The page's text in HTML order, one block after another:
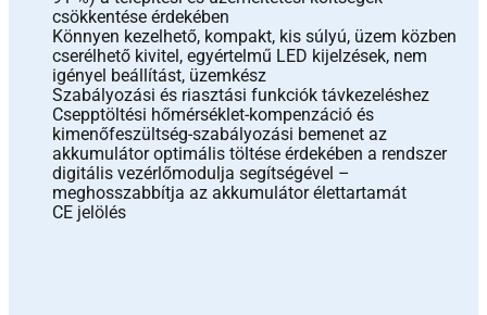
csökkentése érdekében
Könnyen kezelhető, kompakt, kis súlyú, üzem közben
cserélhető kivitel, egyértelmű LED kijelzések, nem
igényel beállítást, üzemkész
Szabályozási és riasztási funkciók távkezeléshez
Csepptöltési hőmérséklet-kompenzáció és
kimenőfeszültség-szabályozási bemenet az
akkumulátor optimális töltése érdekében a rendszer
digitális vezérlőmodulja segítségével –
meghosszabbítja az akkumulátor élettartamát
CE jelölés